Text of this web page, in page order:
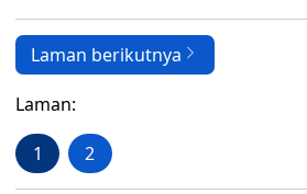
Laman berikutnya
Laman:
1 2